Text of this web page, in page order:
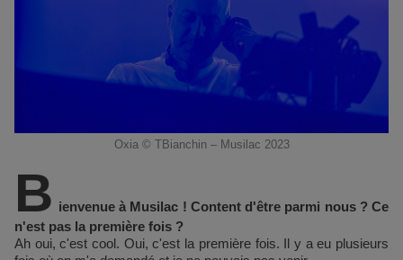
Oxia © TBianchin – Musilac 2023
B ienvenue à Musilac ! Content d'être parmi nous ? Ce
n'est pas la première fois ?
Ah oui, c'est cool. Oui, c'est la première fois. Il y a eu plusieurs